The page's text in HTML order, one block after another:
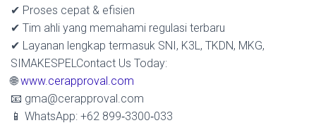
✔ Proses cepat & efisien
✔ Tim ahli yang memahami regulasi terbaru
✔ Layanan lengkap termasuk SNI, K3L, TKDN, MKG,
SIMAKESPELContact Us Today:
🌐www.cerapproval.com
📧 gma@cerapproval.com
📱 WhatsApp: +62 899‑3300‑033